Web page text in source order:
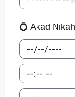
💍 Akad Nikah